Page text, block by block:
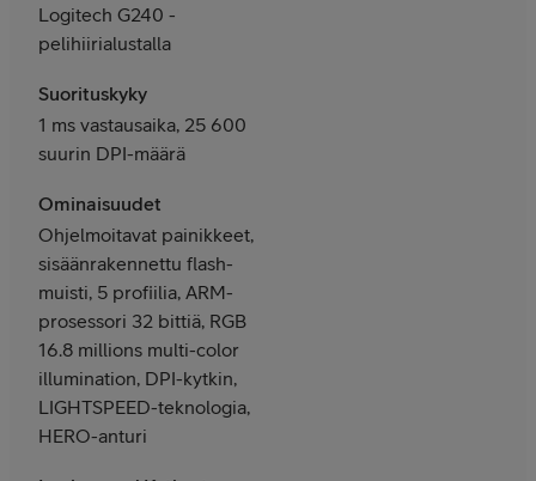
Logitech G240 -
pelihiirialustalla
Suorituskyky
1 ms vastausaika, 25 600
suurin DPI-määrä
Ominaisuudet
Ohjelmoitavat painikkeet,
sisäänrakennettu flash-
muisti, 5 profiilia, ARM-
prosessori 32 bittiä, RGB
16.8 millions multi-color
illumination, DPI-kytkin,
LIGHTSPEED-teknologia,
HERO-anturi